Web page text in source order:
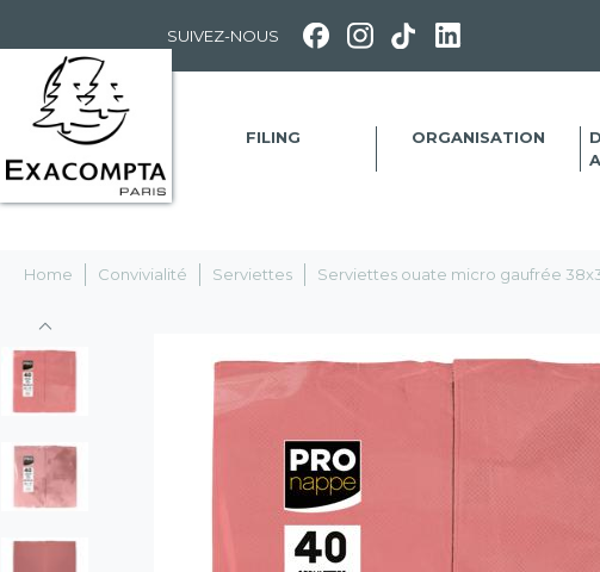
SUIVEZ-NOUS
FILING ORGANISATION
Home Convivialité Serviettes Serviettes ouate micro gaufrée